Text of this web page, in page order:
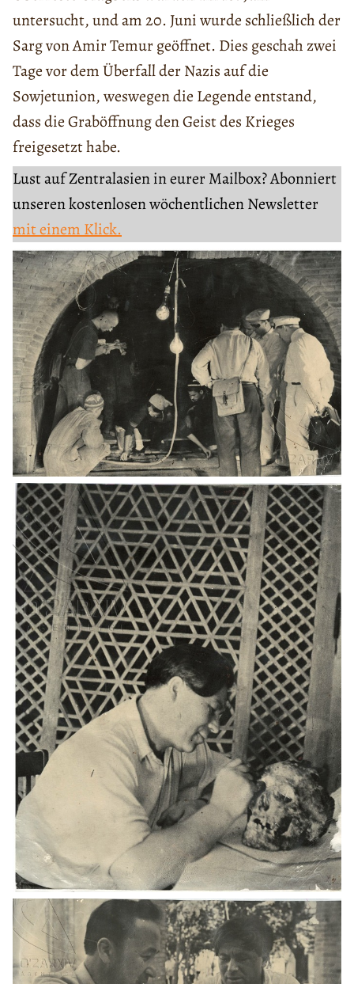
untersucht, und am 20. Juni wurde schließlich der
Sarg von Amir Temur geöffnet. Dies geschah zwei
Tage vor dem Überfall der Nazis auf die
Sowjetunion, weswegen die Legende entstand,
dass die Graböffnung den Geist des Krieges
freigesetzt habe.
Lust auf Zentralasien in eurer Mailbox? Abonniert
unseren kostenlosen wöchentlichen Newsletter
mit einem Klick.